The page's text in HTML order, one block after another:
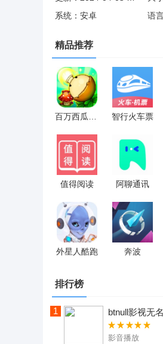
系统：安卓
语
精品推荐
智行火车票
值得阅读 阿聊通讯
外星人酷跑 奔波
排行榜
1 btnull影视无
影音播放